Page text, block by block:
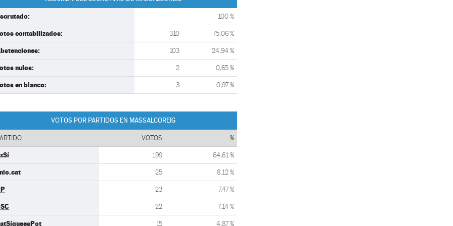
100 %
contabilizados: 310 75,06 %
103 24,94 %
nulos: 2 0,65 %
en blanco: 3 0,97 %
VOTOS POR PARTIDOS EN MASSALCOREIG
VOTOS %
199 64,61 %
25 8,12 %
23 7,47 %
22 7,14 %
15 4,87 %